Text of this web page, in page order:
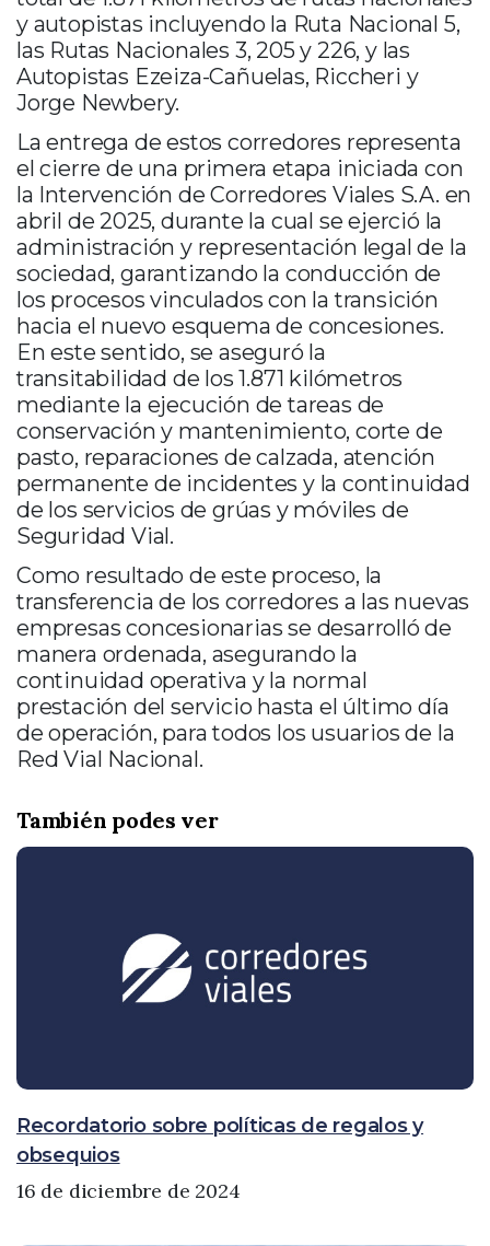
y autopistas incluyendo la Ruta Nacional 5,
las Rutas Nacionales 3, 205 y 226, y las
Autopistas Ezeiza-Cañuelas, Riccheri y
Jorge Newbery.
La entrega de estos corredores representa
el cierre de una primera etapa iniciada con
la Intervención de Corredores Viales S.A. en
abril de 2025, durante la cual se ejerció la
administración y representación legal de la
sociedad, garantizando la conducción de
los procesos vinculados con la transición
hacia el nuevo esquema de concesiones.
En este sentido, se aseguró la
transitabilidad de los 1.871 kilómetros
mediante la ejecución de tareas de
conservación y mantenimiento, corte de
pasto, reparaciones de calzada, atención
permanente de incidentes y la continuidad
de los servicios de grúas y móviles de
Seguridad Vial.
Como resultado de este proceso, la
transferencia de los corredores a las nuevas
empresas concesionarias se desarrolló de
manera ordenada, asegurando la
continuidad operativa y la normal
prestación del servicio hasta el último día
de operación, para todos los usuarios de la
Red Vial Nacional.
También podes ver
Recordatorio sobre políticas de regalos y
obsequios
16 de diciembre de 2024